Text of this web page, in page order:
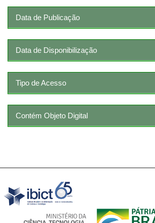
Data de Publicação
Data de Disponibilização
Tipo de Acesso
Contém Objeto Digital